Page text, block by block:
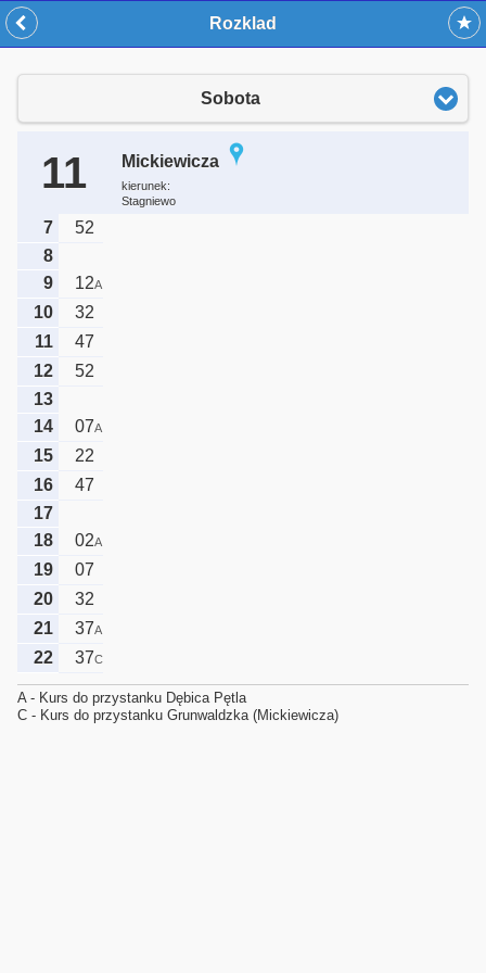
Rozklad
Sobota
11 Mickiewicza
kierunek:
Stagniewo
7
52
8
9
12A
10
32
11
47
12
52
13
14
07A
15
22
16
47
17
18
02A
19
07
20
32
21
37A
22 37C
A - Kurs do przystanku Dębica Pętla
C - Kurs do przystanku Grunwaldzka (Mickiewicza)